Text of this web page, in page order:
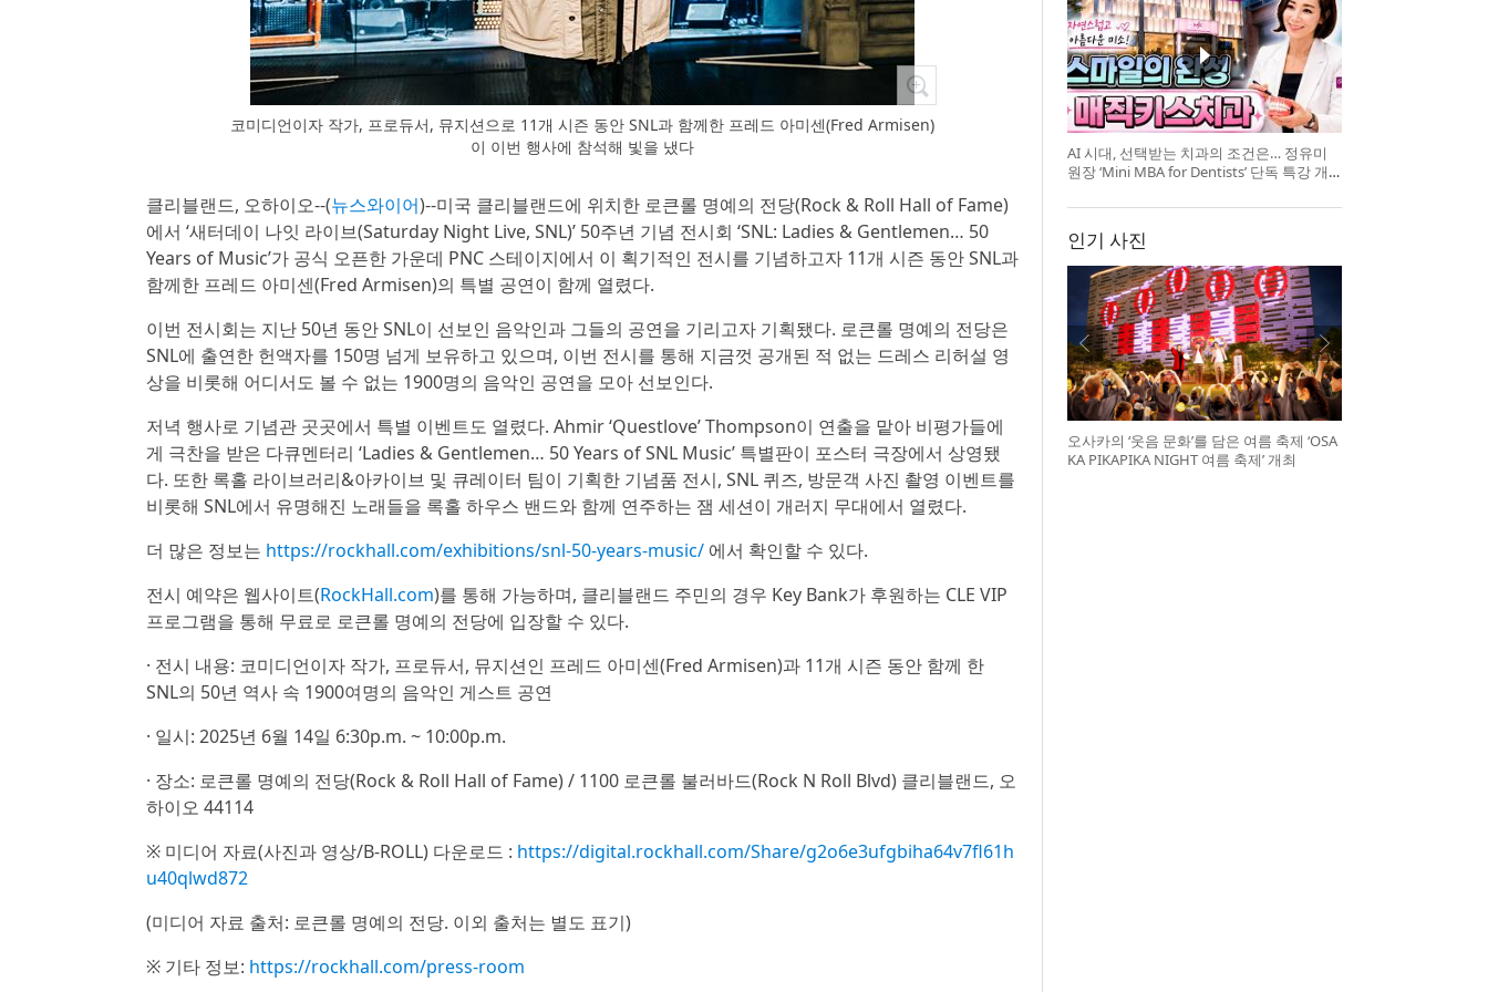
코미디언이자 작가, 프로듀서, 뮤지션으로 11개 시즌 동안 SNL과 함께한 프레드 아미센(Fred Armisen)
이 이번 행사에 참석해 빛을 냈다
클리블랜드, 오하이오--(뉴스와이어)--미국 클리블랜드에 위치한 로큰롤 명예의 전당(Rock & Roll Hall of Fame)
에서 ‘새터데이 나잇 라이브(Saturday Night Live, SNL)’ 50주년 기념 전시회 ‘SNL: Ladies & Gentlemen… 50
Years of Music’가 공식 오픈한 가운데 PNC 스테이지에서 이 획기적인 전시를 기념하고자 11개 시즌 동안 SNL과
함께한 프레드 아미센(Fred Armisen)의 특별 공연이 함께 열렸다.
이번 전시회는 지난 50년 동안 SNL이 선보인 음악인과 그들의 공연을 기리고자 기획됐다. 로큰롤 명예의 전당은
SNL에 출연한 헌액자를 150명 넘게 보유하고 있으며, 이번 전시를 통해 지금껏 공개된 적 없는 드레스 리허설 영
상을 비롯해 어디서도 볼 수 없는 1900명의 음악인 공연을 모아 선보인다.
저녁 행사로 기념관 곳곳에서 특별 이벤트도 열렸다. Ahmir ‘Questlove’ Thompson이 연출을 맡아 비평가들에
게 극찬을 받은 다큐멘터리 ‘Ladies & Gentlemen… 50 Years of SNL Music’ 특별판이 포스터 극장에서 상영됐
다. 또한 록홀 라이브러리&아카이브 및 큐레이터 팀이 기획한 기념품 전시, SNL 퀴즈, 방문객 사진 촬영 이벤트를
비롯해 SNL에서 유명해진 노래들을 록홀 하우스 밴드와 함께 연주하는 잼 세션이 개러지 무대에서 열렸다.
더 많은 정보는 https://rockhall.com/exhibitions/snl-50-years-music/ 에서 확인할 수 있다.
전시 예약은 웹사이트(RockHall.com)를 통해 가능하며, 클리블랜드 주민의 경우 Key Bank가 후원하는 CLE VIP
프로그램을 통해 무료로 로큰롤 명예의 전당에 입장할 수 있다.
· 전시 내용: 코미디언이자 작가, 프로듀서, 뮤지션인 프레드 아미센(Fred Armisen)과 11개 시즌 동안 함께 한
SNL의 50년 역사 속 1900여명의 음악인 게스트 공연
· 일시: 2025년 6월 14일 6:30p.m. ~ 10:00p.m.
· 장소: 로큰롤 명예의 전당(Rock & Roll Hall of Fame) / 1100 로큰롤 불러바드(Rock N Roll Blvd) 클리블랜드, 오
하이오 44114
※ 미디어 자료(사진과 영상/B-ROLL) 다운로드 : https://digital.rockhall.com/Share/g2o6e3ufgbiha64v7fl61h
u40qlwd872
(미디어 자료 출처: 로큰롤 명예의 전당. 이외 출처는 별도 표기)
※ 기타 정보: https://rockhall.com/press-room
AI 시대, 선택받는 치과의 조건은… 정유미
원장 ‘Mini MBA for Dentists’ 단독 특강 개
인기 사진
오사카의 ‘웃음 문화’를 담은 여름 축제 ‘OSA
KA PIKAPIKA NIGHT 여름 축제’ 개최